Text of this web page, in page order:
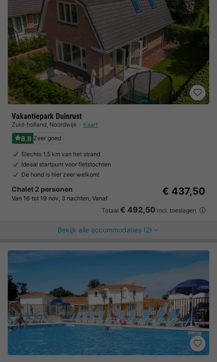
Vakantiepark Duinrust
Zuid-holland, Noordwijk Kaart
8.8 Zeer goed
Slechts 1,5 km van het strand
Ideaal startpunt voor fietstochten
De hond is hier zeer welkom!
Chalet 2 personen
Van 16 tot 19 nov, 3 nachten, Vanaf
€ 437,50
Totaal € 492,50 incl. toeslagen
Bekijk alle accommodaties (2)